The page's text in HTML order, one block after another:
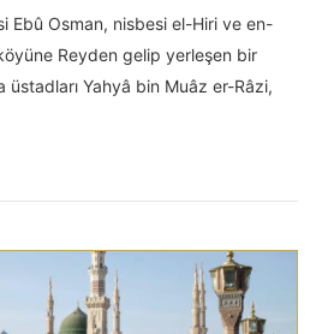
Ebû Osman, nisbesi el-Hiri ve en-
Reyden gelip yerleşen bir
Yahyâ bin Muâz er-Râzi,